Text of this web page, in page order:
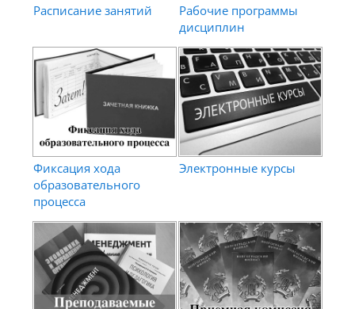
Расписание занятий
Рабочие программы
дисциплин
Фиксация хода
образовательного
процесса
Электронные курсы